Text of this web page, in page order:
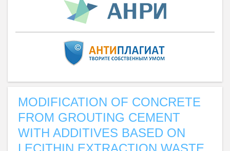
MODIFICATION OF CONCRETE
FROM GROUTING CEMENT
WITH ADDITIVES BASED ON
LECITHIN EXTRACTION WASTE